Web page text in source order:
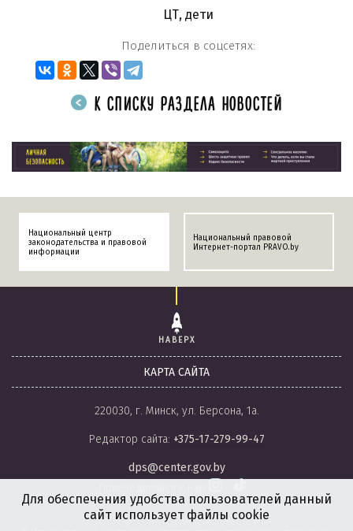
ЦТ, дети
Поделиться в соцсетях:
К СПИСКУ РАЗДЕЛА НОВОСТЕЙ
Национальный центр
законодательства и правовой
информации
Национальный правовой
Интернет-портал PRAVO.by
НАВЕРХ
КАРТА САЙТА
220030, г. Минск, ул. Берсона, 1а.
Редактор сайта: +375-17-279-99-47
dps@center.gov.by
Для обеспечения удобства пользователей данный
сайт использует файлы cookie